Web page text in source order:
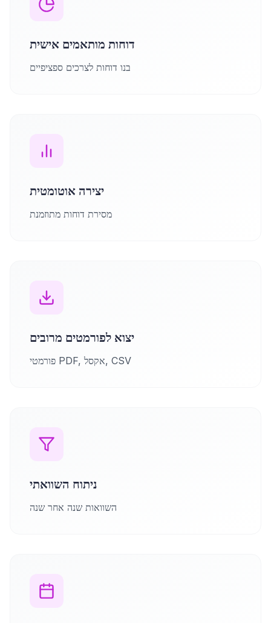
דוחות מותאמים אישית
בנו דוחות לצרכים ספציפיים
יצירה אוטומטית
מסירת דוחות מתוזמנת
יצוא לפורמטים מרובים
פורמטי PDF, אקסל, CSV
ניתוח השוואתי
השוואות שנה אחר שנה